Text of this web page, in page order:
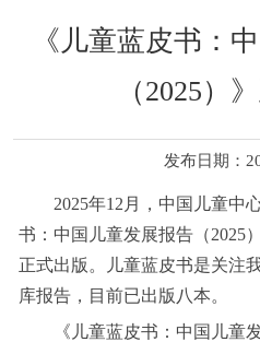
《儿童蓝皮书：
（2025）
发布日期：
2025年12月，中国儿童中
书：中国儿童发展报告（2025
正式出版。儿童蓝皮书是关注
库报告，目前已出版八本。
《儿童蓝皮书：中国儿童